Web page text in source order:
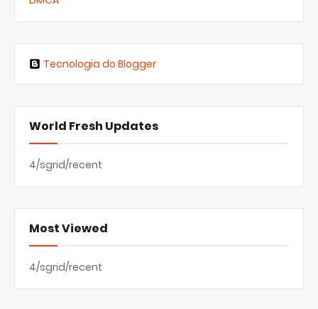
Tecnologia do Blogger
World Fresh Updates
4/sgrid/recent
Most Viewed
4/sgrid/recent